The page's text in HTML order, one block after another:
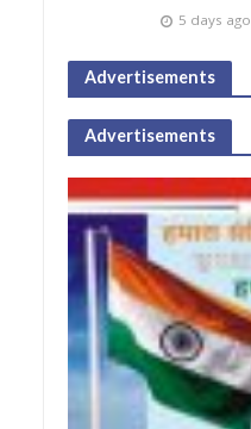
5 days ago
Advertisements
Advertisements